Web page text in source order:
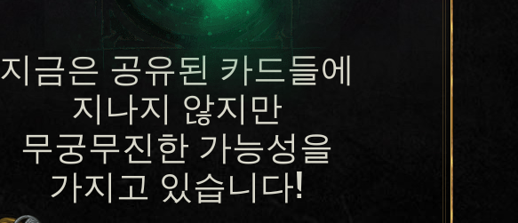
지금은 공유된 카드들에
지나지 않지만
무궁무진한 가능성을
가지고 있습니다!